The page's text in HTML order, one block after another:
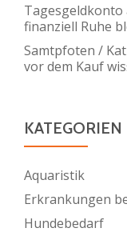
Tagesgeldkonto
finanziell Ruhe
Samtpfoten /
vor dem Kauf
KATEGORIEN
Aquaristik
Erkrankungen
Hundebedarf